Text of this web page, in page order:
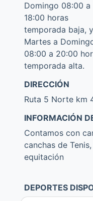
Domingo 08:00 a
18:00 horas
temporada baja, y
Martes a
08:00 a 20:00
temporada alta.
DIRECCIÓN
Ruta 5 Norte km
INFORMACIÓN
Contamos con
canchas de
equitación
DEPORTES